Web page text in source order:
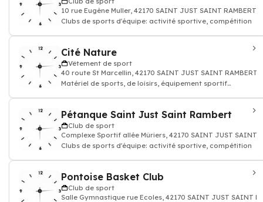
10 rue Eugène Muller, 42170 SAINT JUST SAINT RAMBERT
Clubs de sports d'équipe: activité sportive, compétition
Cité Nature
Vêtement de sport
40 route St Marcellin, 42170 SAINT JUST SAINT RAMBERT
Matériel de sports, de loisirs, équipement sportif
Pétanque Saint Just Saint Rambert
Club de sport
Complexe Sportif allée Mûriers, 42170 SAINT JUST SAINT
Clubs de sports d'équipe: activité sportive, compétition
Pontoise Basket Club
Club de sport
Salle Gymnastique rue Ecoles, 42170 SAINT JUST SAINT